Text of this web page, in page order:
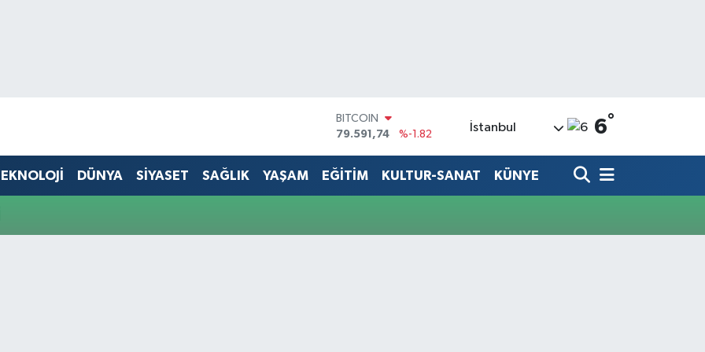
BITCOIN
79.591,74
%-1.82
45,43620
EURO
53,38690
%0.19
İstanbul 6°
DÜNYA SİYASET SAĞLIK YAŞAM EĞİTİM KULTUR-SANAT KÜNYE